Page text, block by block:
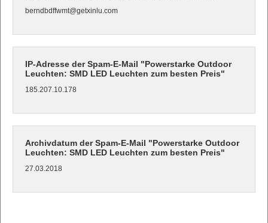
berndbdffwmt@getxinlu.com
IP-Adresse der Spam-E-Mail "Powerstarke Outdoor
Leuchten: SMD LED Leuchten zum besten Preis"
185.207.10.178
Archivdatum der Spam-E-Mail "Powerstarke Outdoor
Leuchten: SMD LED Leuchten zum besten Preis"
27.03.2018